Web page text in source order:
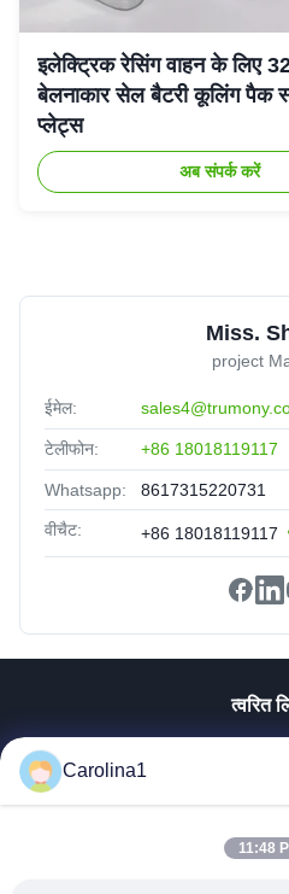
इलेक्ट्रिक रेसिंग वाहन के लिए
बेलनाकार सेल बैटरी कूलिंग पैक
प्लेट्स
अब संपर्क करें
Miss.
project
ईमेल:
टेलीफोन: +86 18018119117
Whatsapp: 8617315220731
वीचैट: +86 18018119117
त्वरित
वीडियो
हमारे
Carolina1
11:48